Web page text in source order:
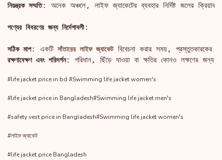
নিয়ন্ত্রক সম্মতি: অনেক অঞ্চলে, লাইফ জ্যাকেটের ব্যবহার নির্দিষ্ট জলের
পণ্যের বিবরণের জন্য নির্দেশাবলী:
সঠিক মাপ: একটি সাঁতারের লাইফ জ্যাকেট
রক্ষণাবেক্ষণ এবং পরিদর্শন: পরিধান, ছিঁড়ে যাওয়া বা ক্ষতির কোনও লক্ষণের জন্য
#life jacket price in bd #Swimming life jacket women's
#life jacket price in Bangladesh#Swimming life jacket men's
#safety vest price in Bangladesh#Swimming life jacket women's
#লাইফ জ্যাকেট
#life jacket price Bangladesh